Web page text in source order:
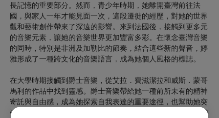
長記憶的重要部分。然而，青少年時期，她離開臺灣前往法
國，與家人一年才能見面一次，這段遷徙的經歷，對她的世界
觀和藝術創作帶來了深遠的影響。來到法國後，接觸到更多元
的音樂元素，讓她的音樂世界更加豐富多彩。在懷念臺灣音樂
的同時，特別是非洲及加勒比的節奏，結合這些新的聲音，婷
雅形成了一種跨文化的音樂語言，成為她個人風格的標誌。
在大學時期接觸到爵士音樂，從艾拉．費滋潔拉和威斯．蒙哥
馬利的作品中找到靈感。爵士音樂帶給她一種前所未有的精神
寄託與自由感，成為她探索自我表達的重要途徑，也幫助她突
破家庭和文化背景的框架，開啟全新的音樂道路。2020年，婷